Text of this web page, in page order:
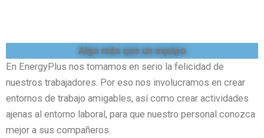
Algo más que un equipo
En EnergyPlus nos tomamos en serio la felicidad de
nuestros trabajadores. Por eso nos involucramos en crear
entornos de trabajo amigables, así como crear actividades
ajenas al entorno laboral, para que nuestro personal conozca
mejor a sus compañeros.